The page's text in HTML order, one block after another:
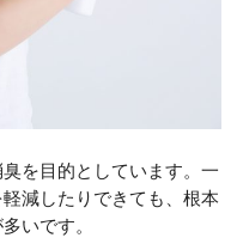
を目的としています。一
減したりできても、根本
いです。